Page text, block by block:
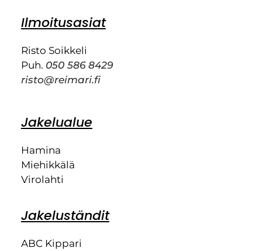
Ilmoitusasiat
Risto Soikkeli
Puh. 050 586 8429
risto@reimari.fi
Jakelualue
Hamina
Miehikkälä
Virolahti
Jakeluständit
ABC Kippari